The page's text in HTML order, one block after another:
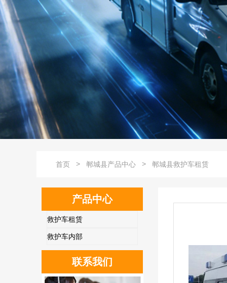
首页 > 郸城县产品中心 > 郸城县救护车租赁
产品中心
救护车内部
救护车租赁
联系我们